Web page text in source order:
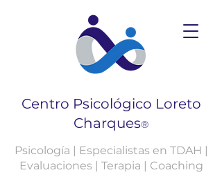
Centro Psicológico Loreto
Charques®
Psicología | Especialistas en TDAH |
Evaluaciones | Terapia | Coaching